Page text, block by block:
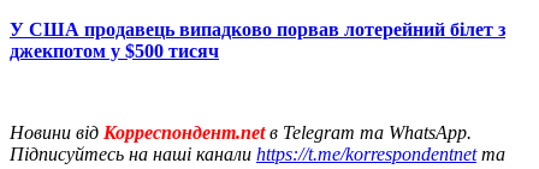
У США продавець випадково порвав лотерейний білет з
джекпотом у $500 тисяч
Новини від Корреспондент.netв Telegram та WhatsApp.
Підписуйтесь на наші канали https://t.me/korrespondentnetта